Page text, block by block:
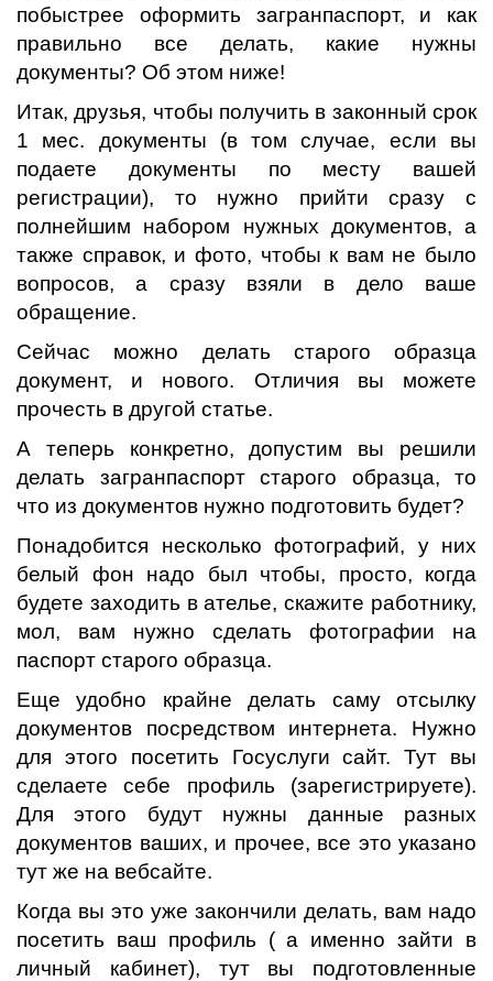
побыстрее оформить загранпаспорт, и как
правильно все делать, какие нужны
документы? Об этом ниже!
Итак, друзья, чтобы получить в законный срок
1 мес. документы (в том случае, если вы
подаете документы по месту вашей
регистрации), то нужно прийти сразу с
полнейшим набором нужных документов, а
также справок, и фото, чтобы к вам не было
вопросов, а сразу взяли в дело ваше
обращение.
Сейчас можно делать старого образца
документ, и нового. Отличия вы можете
прочесть в другой статье.
А теперь конкретно, допустим вы решили
делать загранпаспорт старого образца, то
что из документов нужно подготовить будет?
Понадобится несколько фотографий, у них
белый фон надо был чтобы, просто, когда
будете заходить в ателье, скажите работнику,
мол, вам нужно сделать фотографии на
паспорт старого образца.
Еще удобно крайне делать саму отсылку
документов посредством интернета. Нужно
для этого посетить Госуслуги сайт. Тут вы
сделаете себе профиль (зарегистрируете).
Для этого будут нужны данные разных
документов ваших, и прочее, все это указано
тут же на вебсайте.
Когда вы это уже закончили делать, вам надо
посетить ваш профиль ( а именно зайти в
личный кабинет), тут вы подготовленные